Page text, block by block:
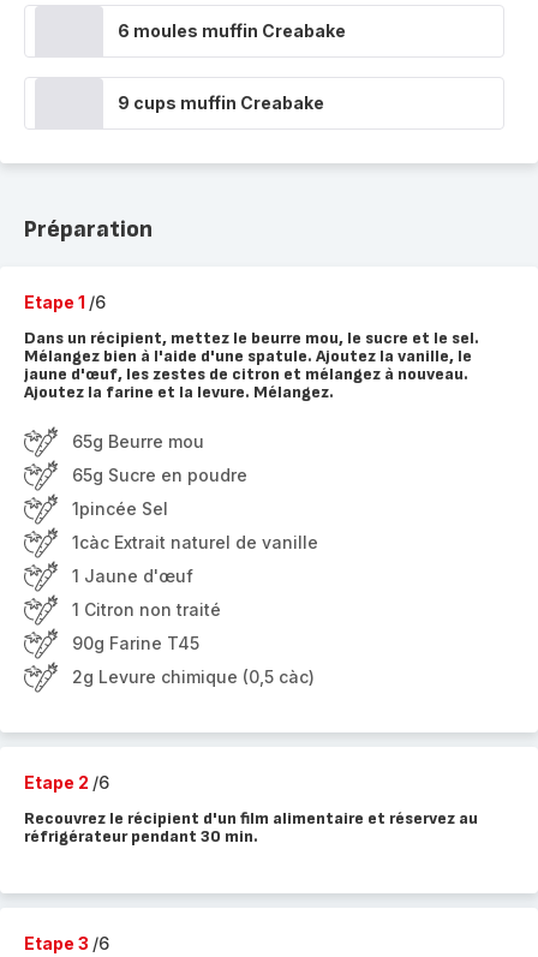
6 moules muffin Creabake
9 cups muffin Creabake
Préparation
Etape 1 /6
Dans un récipient, mettez le beurre mou, le sucre et le sel.
Mélangez bien à l'aide d'une spatule. Ajoutez la vanille, le
jaune d'œuf, les zestes de citron et mélangez à nouveau.
Ajoutez la farine et la levure. Mélangez.
65g Beurre mou
65g Sucre en poudre
1pincée Sel
1càc Extrait naturel de vanille
1 Jaune d'œuf
1 Citron non traité
90g Farine T45
2g Levure chimique (0,5 càc)
Etape 2 /6
Recouvrez le récipient d'un film alimentaire et réservez au
réfrigérateur pendant 30 min.
Etape 3 /6